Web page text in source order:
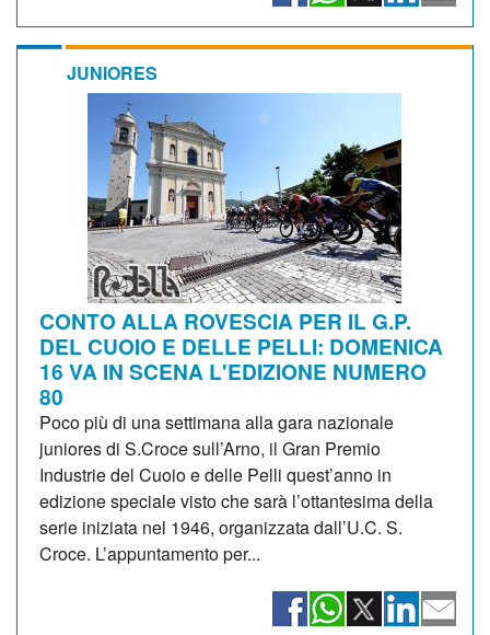
JUNIORES
CONTO ALLA ROVESCIA PER IL G.P.
DEL CUOIO E DELLE PELLI: DOMENICA
16 VA IN SCENA L'EDIZIONE NUMERO
80
Poco più di una settimana alla gara nazionale
juniores di S.Croce sull’Arno, il Gran Premio
Industrie del Cuoio e delle Pelli quest’anno in
edizione speciale visto che sarà l’ottantesima della
serie iniziata nel 1946, organizzata dall’U.C. S.
Croce. L’appuntamento per...